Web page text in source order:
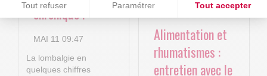
Tout refuser Paramétrer Tout accepter
Axeptio consent
Plateforme de Gestion du Consentement : Personnalisez vos
Notre plateforme vous permet d'adapter et de gérer vos
chronique !
MAI 11 09:47
La lombalgie en
quelques chiffres
Alimentation et
rhumatismes :
entretien avec le